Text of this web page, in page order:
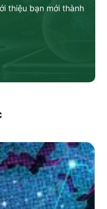
thiệu bạn mới thành